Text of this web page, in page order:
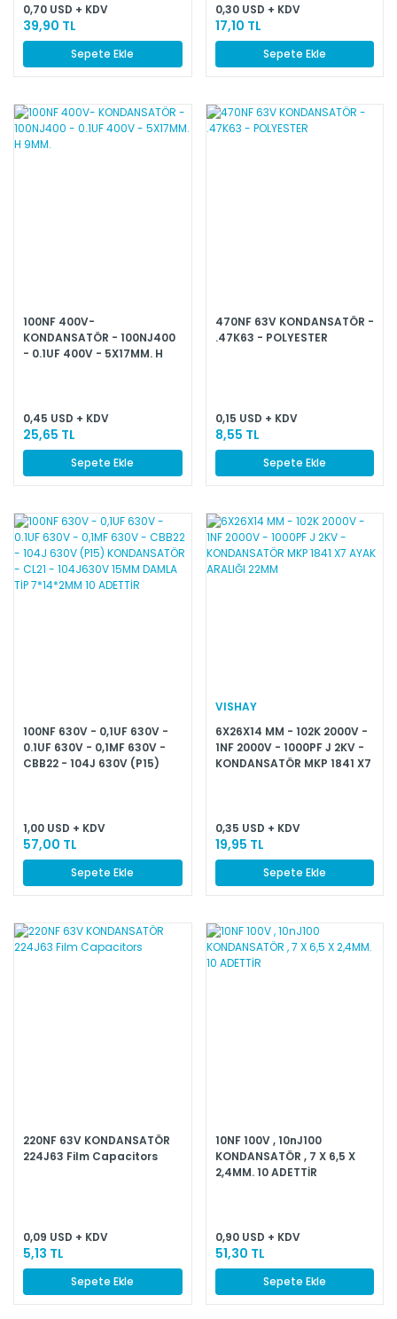
0,70 USD + KDV
39,90 TL
Sepete Ekle
0,30 USD + KDV
17,10 TL
Sepete Ekle
100NF 400V-
KONDANSATÖR - 100NJ400
- 0.1UF 400V - 5X17MM. H
0,45 USD + KDV
25,65 TL
Sepete Ekle
470NF 63V KONDANSATÖR -
.47K63 - POLYESTER
0,15 USD + KDV
8,55 TL
Sepete Ekle
100NF 630V - 0,1UF 630V -
0.1UF 630V - 0,1MF 630V -
CBB22 - 104J 630V (P15)
1,00 USD + KDV
57,00 TL
Sepete Ekle
VISHAY
6X26X14 MM - 102K 2000V -
1NF 2000V - 1000PF J 2KV -
KONDANSATÖR MKP 1841 X7
0,35 USD + KDV
19,95 TL
Sepete Ekle
220NF 63V KONDANSATÖR
224J63 Film Capacitors
0,09 USD + KDV
5,13 TL
Sepete Ekle
10NF 100V , 10nJ100
KONDANSATÖR , 7 X 6,5 X
2,4MM. 10 ADETTİR
0,90 USD + KDV
51,30 TL
Sepete Ekle